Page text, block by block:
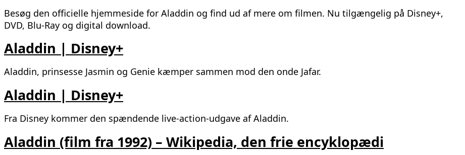
Besøg den officielle hjemmeside for Aladdin og find ud af mere om filmen. Nu tilgængelig på Disney+,
DVD, Blu-Ray og digital download.
Aladdin | Disney+
Aladdin, prinsesse Jasmin og Genie kæmper sammen mod den onde Jafar.
Aladdin | Disney+
Fra Disney kommer den spændende live-action-udgave af Aladdin.
Aladdin (film fra 1992) – Wikipedia, den frie encyklopædi